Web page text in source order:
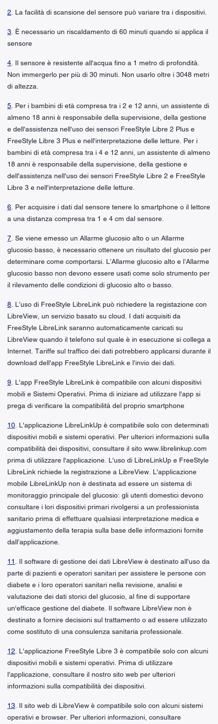
2 . La facilità di scansione del sensore può variare tra i dispositivi.
3 . È necessario un riscaldamento di 60 minuti quando si applica il
sensore
4 . Il sensore è resistente all'acqua fino a 1 metro di profondità.
Non immergerlo per più di 30 minuti. Non usarlo oltre i 3048 metri
di altezza.
5 . Per i bambini di età compresa tra i 2 e 12 anni, un assistente di
almeno 18 anni è responsabile della supervisione, della gestione
e dell'assistenza nell'uso dei sensori FreeStyle Libre 2 Plus e
FreeStyle Libre 3 Plus e nell'interpretazione delle letture. Per i
bambini di età compresa tra i 4 e 12 anni, un assistente di almeno
18 anni è responsabile della supervisione, della gestione e
dell'assistenza nell'uso dei sensori FreeStyle Libre 2 e FreeStyle
Libre 3 e nell'interpretazione delle letture.
6 . Per acquisire i dati dal sensore tenere lo smartphone o il lettore
a una distanza compresa tra 1 e 4 cm dal sensore.
7 . Se viene emesso un Allarme glucosio alto o un Allarme
glucosio basso, è necessario ottenere un risultato del glucosio per
determinare come comportarsi. L’Allarme glucosio alto e l’Allarme
glucosio basso non devono essere usati come solo strumento per
il rilevamento delle condizioni di glucosio alto o basso.
8 . L’uso di FreeStyle LibreLink può richiedere la registazione con
LibreView, un servizio basato su cloud. I dati acquisiti da
FreeStyle LibreLink saranno automaticamente caricati su
LibreView quando il telefono sul quale è in esecuzione si collega a
Internet. Tariffe sul traffico dei dati potrebbero applicarsi durante il
download dell'app FreeStyle LibreLink e l'invio dei dati.
9 . L'app FreeStyle LibreLink è compatibile con alcuni dispositivi
mobili e Sistemi Operativi. Prima di iniziare ad utilizzare l'app si
prega di verificare la compatibilità del proprio smartphone
10 . L'applicazione LibreLinkUp è compatibile solo con determinati
dispositivi mobili e sistemi operativi. Per ulteriori informazioni sulla
compatibilità dei dispositivi, consultare il sito www.librelinkup.com
prima di utilizzare l'applicazione. L'uso di LibreLinkUp e FreeStyle
LibreLink richiede la registrazione a LibreView. L'applicazione
mobile LibreLinkUp non è destinata ad essere un sistema di
monitoraggio principale del glucosio: gli utenti domestici devono
consultare i lori dispositivi primari rivolgersi a un professionista
sanitario prima di effettuare qualsiasi interpretazione medica e
aggiustamento della terapia sulla base delle informazioni fornite
dall’applicazione.
11
. Il software di gestione dei dati LibreView è destinato all'uso da
parte di pazienti e operatori sanitari per assistere le persone con
diabete e i loro operatori sanitari nella revisione, analisi e
valutazione dei dati storici del glucosio, al fine di supportare
un'efficace gestione del diabete. Il software LibreView non è
destinato a fornire decisioni sul trattamento o ad essere utilizzato
come sostituto di una consulenza sanitaria professionale.
12 . L'applicazione FreeStyle Libre 3 è compatibile solo con alcuni
dispositivi mobili e sistemi operativi. Prima di utilizzare
l'applicazione, consultare il nostro sito web per ulteriori
informazioni sulla compatibilità dei dispositivi.
13 . Il sito web di LibreView è compatibile solo con alcuni sistemi
operativi e browser. Per ulteriori informazioni, consultare